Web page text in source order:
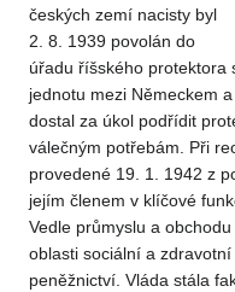
českých zemí nacisty byl
2. 8. 1939 povolán do
úřadu říšského protektora
jednotu mezi Německem
dostal za úkol podřídit
válečným potřebám. Při
provedené 19. 1. 1942 z
jejím členem v klíčové
Vedle průmyslu a
oblasti sociální a
peněžnictví. Vláda stála